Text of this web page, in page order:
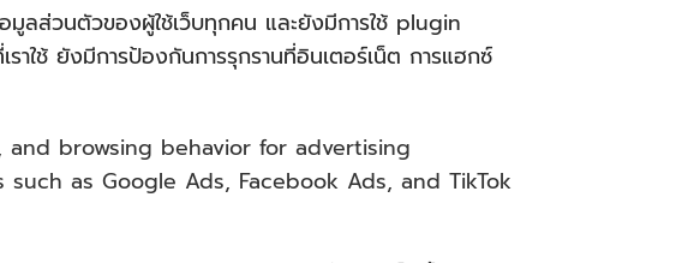
ลส่วนตัวของผู้ใช้เว็บทุกคน และยังมีการใช้ plugin
ใช้ ยังมีการป้องกันการรุกรานที่อินเตอร์เน็ต การแฮกซ์
browsing behavior for advertising
as Google Ads, Facebook Ads, and TikTok